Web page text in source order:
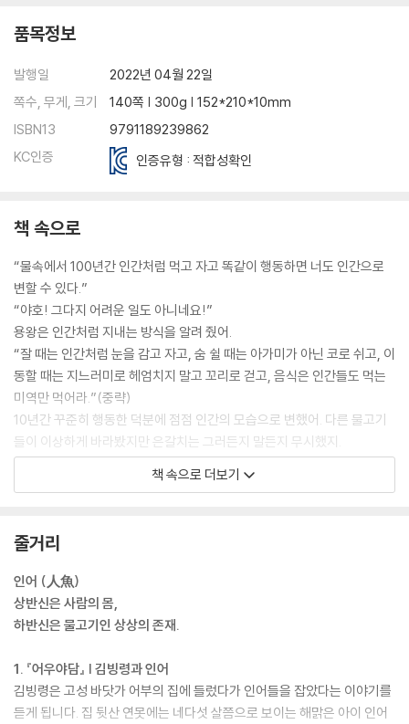
품목정보
발행일
2022년 04월 22일
쪽수, 무게, 크기
140쪽 | 300g | 152*210*10mm
ISBN13
9791189239862
KC인증
인증유형 : 적합성확인
책 속으로
“물속에서 100년간 인간처럼 먹고 자고 똑같이 행동하면 너도 인간으로
변할 수 있다.”
“야호! 그다지 어려운 일도 아니네요!”
용왕은 인간처럼 지내는 방식을 알려 줬어.
“잘 때는 인간처럼 눈을 감고 자고, 숨 쉴 때는 아가미가 아닌 코로 쉬고, 이
동할 때는 지느러미로 헤엄치지 말고 꼬리로 걷고, 음식은 인간들도 먹는
미역만 먹어라.”(중략)
10년간 꾸준히 행동한 덕분에 점점 인간의 모습으로 변했어. 다른 물고기
들이 이상하게 바라봤지만 은갈치는 그러든지 말든지 무시했지.
40년간 더 노력을 하자 상반신이 인간처럼 변했어. 은갈치는 배꼽까지 길
어진 하얀 머리카락과 잘록한 허리를 봤어.
--- 본문 중에서
책 속으로 더보기
줄거리
인어 (人魚)
상반신은 사람의 몸,
하반신은 물고기인 상상의 존재.
1. 『어우야담』 | 김빙령과 인어
김빙령은 고성 바닷가 어부의 집에 들렀다가 인어들을 잡았다는 이야기를
듣게 됩니다. 집 뒷산 연못에는 네다섯 살쯤으로 보이는 해맑은 아이 인어